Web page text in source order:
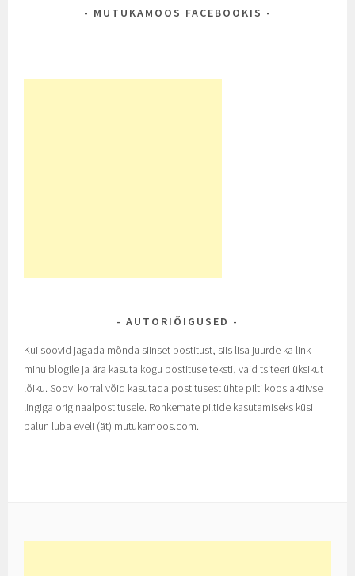
MUTUKAMOOS FACEBOOKIS
AUTORIÕIGUSED
Kui soovid jagada mõnda siinset postitust, siis lisa juurde ka link
minu blogile ja ära kasuta kogu postituse teksti, vaid tsiteeri üksikut
lõiku. Soovi korral võid kasutada postitusest ühte pilti koos aktiivse
lingiga originaalpostitusele. Rohkemate piltide kasutamiseks küsi
palun luba eveli (ät) mutukamoos.com.